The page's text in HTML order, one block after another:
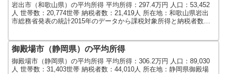
岩出市（和歌山県）の平均所得 平均所得：297.4万円 人口：53,452
人 世帯数：20,774世帯 納税者数：21,419人 所在地：和歌山県岩出
市総務省発表の統計2015年のデータから課税対象所得と納税者数で
御殿場市（静岡県）の平均所得
御殿場市（静岡県）の平均所得 平均所得：306.2万円 人口：89,030
人 世帯数：31,403世帯 納税者数：44,010人 所在地：静岡県御殿場